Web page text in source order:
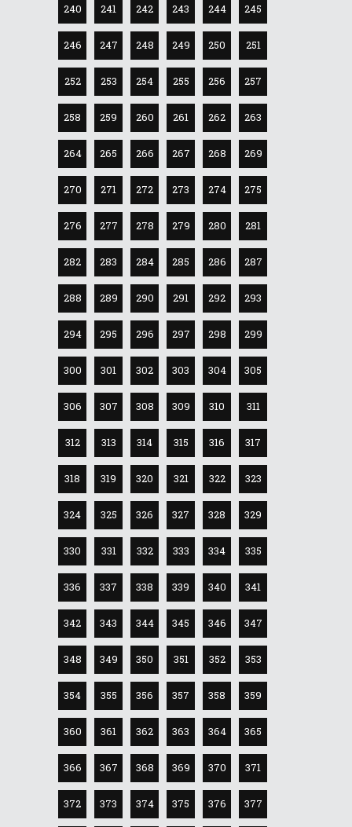
240 241 242 243 244 245
246 247 248 249 250 251
252 253 254 255 256 257
258 259 260 261 262 263
264 265 266 267 268 269
270 271 272 273 274 275
276 277 278 279 280 281
282 283 284 285 286 287
288 289 290 291 292 293
294 295 296 297 298 299
300 301 302 303 304 305
306 307 308 309 310 311
312 313 314 315 316 317
318 319 320 321 322 323
324 325 326 327 328 329
330 331 332 333 334 335
336 337 338 339 340 341
342 343 344 345 346 347
348 349 350 351 352 353
354 355 356 357 358 359
360 361 362 363 364 365
366 367 368 369 370 371
372 373 374 375 376 377